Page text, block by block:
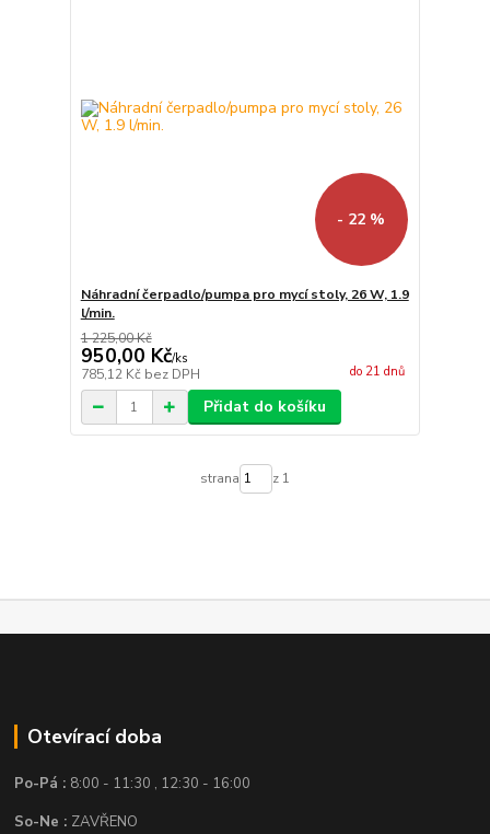
- 22 %
Náhradní čerpadlo/pumpa pro mycí stoly, 26 W, 1.9
l/min.
1 225,00 Kč
950,00 Kč/ks
785,12 Kč bez DPH do 21 dnů
Přidat do košíku
strana z 1
Otevírací doba
Po-Pá : 8:00 - 11:30 , 12:30 - 16:00
So-Ne : ZAVŘENO